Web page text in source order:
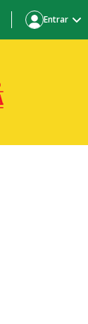
Entrar